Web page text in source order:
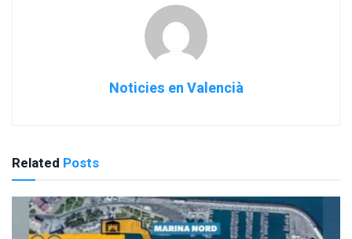
Noticies en Valencià
Related Posts